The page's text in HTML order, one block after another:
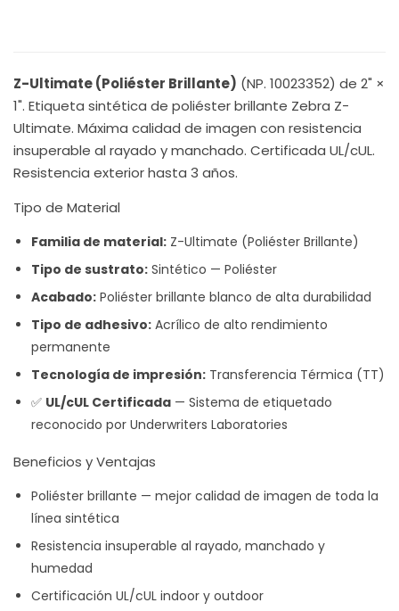
Z-Ultimate (Poliéster Brillante) (NP. 10023352) de 2" ×
1". Etiqueta sintética de poliéster brillante Zebra Z-
Ultimate. Máxima calidad de imagen con resistencia
insuperable al rayado y manchado. Certificada UL/cUL.
Resistencia exterior hasta 3 años.
Tipo de Material
Familia de material: Z-Ultimate (Poliéster Brillante)
Tipo de sustrato: Sintético — Poliéster
Acabado: Poliéster brillante blanco de alta durabilidad
Tipo de adhesivo: Acrílico de alto rendimiento
permanente
Tecnología de impresión: Transferencia Térmica (TT)
✅ UL/cUL Certificada — Sistema de etiquetado
reconocido por Underwriters Laboratories
Beneficios y Ventajas
Poliéster brillante — mejor calidad de imagen de toda la
línea sintética
Resistencia insuperable al rayado, manchado y
humedad
Certificación UL/cUL indoor y outdoor